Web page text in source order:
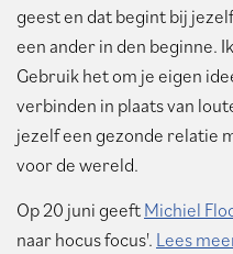
geest en dat begint bij
een ander in den beginne.
Gebruik het om je eigen
verbinden in plaats van
jezelf een gezonde relatie
voor de wereld.
Op 20 juni geeftMichiel
naar hocus focus'. Lees